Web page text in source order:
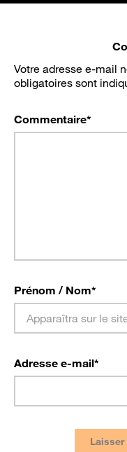
Votre adresse e-mail
obligatoires sont
Commentaire*
Prénom / Nom*
Adresse e-mail*